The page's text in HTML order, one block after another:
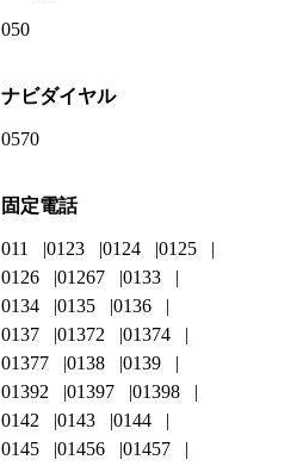
050
ナビダイヤル
0570
固定電話
011 0123 0124
0125
0126
01267
0133
0134
0135
0136
0137
01372
01374
01377
0138
0139
01392
01397
01398
0142
0143
0144
0145
01456
01457